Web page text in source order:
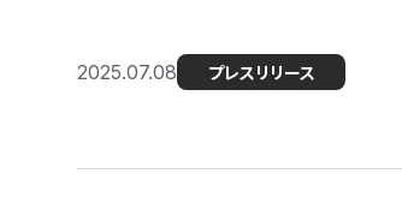
2025.07.08 プレスリリース